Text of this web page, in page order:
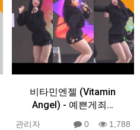
비타민엔젤 (Vitamin
Angel) - 예쁜게죄…
관리자 0 1,788